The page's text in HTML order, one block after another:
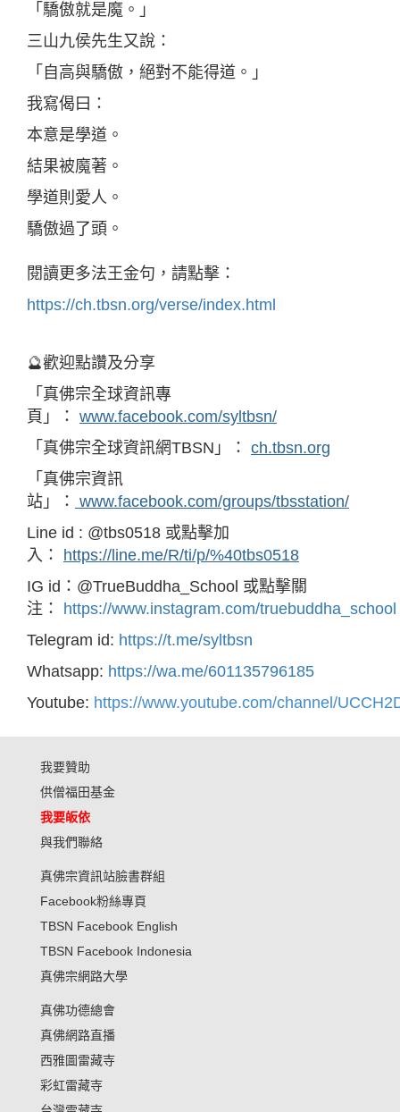
「驕傲就是魔。」
三山九侯先生又說：
「自高與驕傲，絕對不能得道。」
我寫偈曰：
本意是學道。
結果被魔著。
學道則愛人。
驕傲過了頭。
閱讀更多法王金句，請點擊：
https://ch.tbsn.org/verse/index.html
🔮歡迎點讚及分享
「真佛宗全球資訊專
頁」： www.facebook.com/syltbsn/
「真佛宗全球資訊網TBSN」： ch.tbsn.org
「真佛宗資訊
站」： www.facebook.com/groups/tbsstation/
Line id : @tbs0518 或點擊加
入： https://line.me/R/ti/p/%40tbs0518
IG id：@TrueBuddha_School 或點擊關
注： https://www.instagram.com/truebuddha_school
Telegram id: https://t.me/syltbsn
Whatsapp: https://wa.me/601135796185
Youtube: https://www.youtube.com/channel/
我要贊助
供僧福田基金
我要皈依
與我們聯絡
真佛宗資訊站臉書群組
Facebook粉絲專頁
TBSN Facebook English
TBSN Facebook Indonesia
真佛宗網路大學
真佛功德總會
真佛網路直播
西雅圖雷藏寺
彩虹雷藏寺